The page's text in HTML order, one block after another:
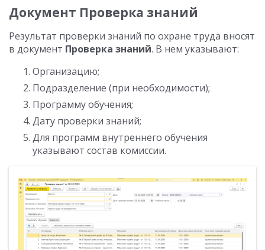
Документ Проверка знаний
Результат проверки знаний по охране труда вносят
в документ Проверка знаний. В нем указывают:
Организацию;
Подразделение (при необходимости);
Программу обучения;
Дату проверки знаний;
Для программ внутреннего обучения
указывают состав комиссии.